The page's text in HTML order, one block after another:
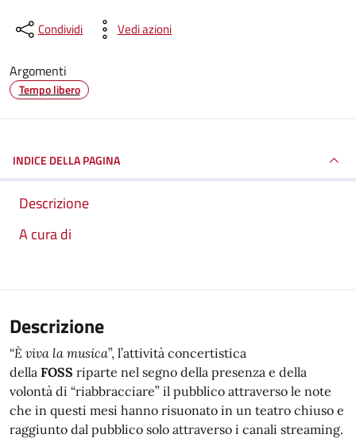
Condividi Vedi azioni
Argomenti
Tempo libero
INDICE DELLA PAGINA
Descrizione
A cura di
Descrizione
“È viva la musica”, l’attività concertistica
della FOSS riparte nel segno della presenza e della
volontà di “riabbracciare” il pubblico attraverso le note
che in questi mesi hanno risuonato in un teatro chiuso e
raggiunto dal pubblico solo attraverso i canali streaming.